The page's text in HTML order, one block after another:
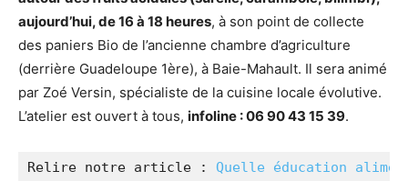
aujourd’hui, de 16 à 18 heures, à son point de collecte
des paniers Bio de l’ancienne chambre d’agriculture
(derrière Guadeloupe 1ère), à Baie-Mahault. Il sera animé
par Zoé Versin, spécialiste de la cuisine locale évolutive.
L’atelier est ouvert à tous, infoline : 06 90 43 15 39.
Relire notre article : Quelle éducation